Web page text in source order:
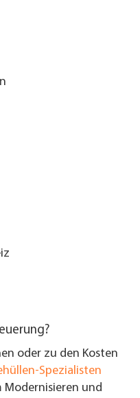
oder zu den Kosten
Spezialisten
und